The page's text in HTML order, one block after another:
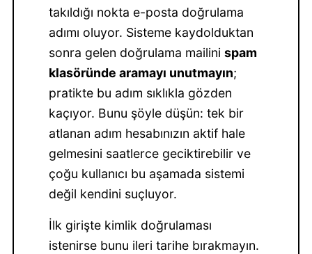
takıldığı nokta e-posta doğrulama
adımı oluyor. Sisteme kaydolduktan
sonra gelen doğrulama mailinispam
klasöründe aramayı unutmayın;
pratikte bu adım sıklıkla gözden
kaçıyor. Bunu şöyle düşün: tek bir
atlanan adım hesabınızın aktif hale
gelmesini saatlerce geciktirebilir ve
çoğu kullanıcı bu aşamada sistemi
değil kendini suçluyor.
İlk girişte kimlik doğrulaması
istenirse bunu ileri tarihe bırakmayın.